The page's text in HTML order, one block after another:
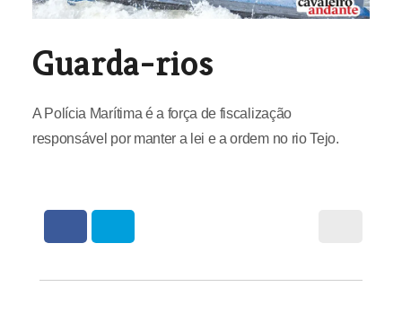
Guarda-rios
A Polícia Marítima é a força de fiscalização
responsável por manter a lei e a ordem no rio Tejo.